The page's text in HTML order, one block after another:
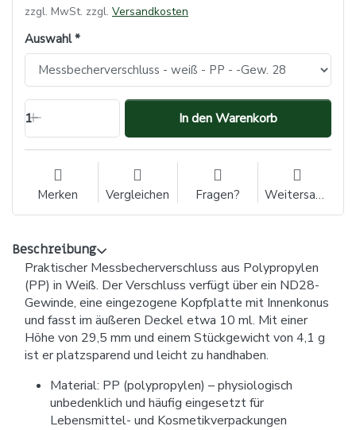
zzgl. MwSt. zzgl. Versandkosten
Auswahl
1 In den Warenkorb
Merken Vergleichen Fragen? Weitersagen
Beschreibung
Praktischer Messbecherverschluss aus Polypropylen
(PP) in Weiß. Der Verschluss verfügt über ein ND28-
Gewinde, eine eingezogene Kopfplatte mit Innenkonus
und fasst im äußeren Deckel etwa 10 ml. Mit einer
Höhe von 29,5 mm und einem Stückgewicht von 4,1 g
ist er platzsparend und leicht zu handhaben.
Material: PP (polypropylen) – physiologisch
unbedenklich und häufig eingesetzt für
Lebensmittel- und Kosmetikverpackungen